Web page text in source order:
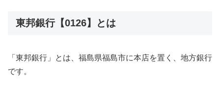
東邦銀行【0126】とは
「東邦銀行」とは、福島県福島市に本店を置く、地方銀行
です。